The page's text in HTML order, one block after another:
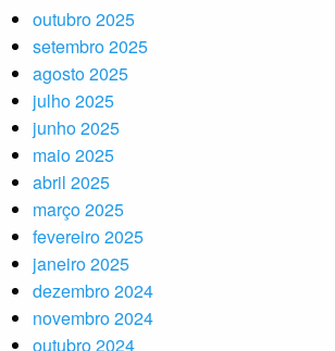
outubro 2025
setembro 2025
agosto 2025
julho 2025
junho 2025
maio 2025
abril 2025
março 2025
fevereiro 2025
janeiro 2025
dezembro 2024
novembro 2024
outubro 2024